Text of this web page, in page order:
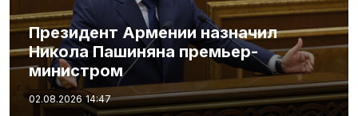
Президент Армении назначил
Никола Пашиняна премьер-
министром
02.08.2026 14:47